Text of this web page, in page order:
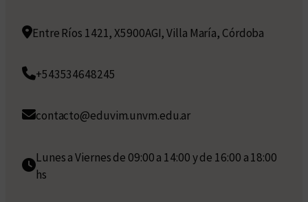
Entre Ríos 1421, X5900AGI, Villa María, Córdoba
+543534648245
contacto@eduvim.unvm.edu.ar
Lunes a Viernes de 09:00 a 14:00 y de 16:00 a 18:00
hs